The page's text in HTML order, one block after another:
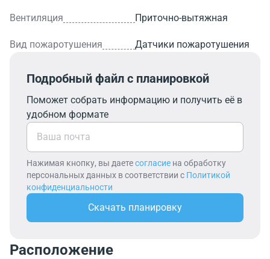
Вентиляция Приточно-вытяжная
Вид пожаротушения Датчики пожаротушения
Подробный файл с планировкой
Поможет собрать информацию и получить её в
удобном формате
Нажимая кнопку, вы даетесогласие на обработку
персональных данных в соответствии с Политикой
конфиденциальности
Скачать планировку
Расположение